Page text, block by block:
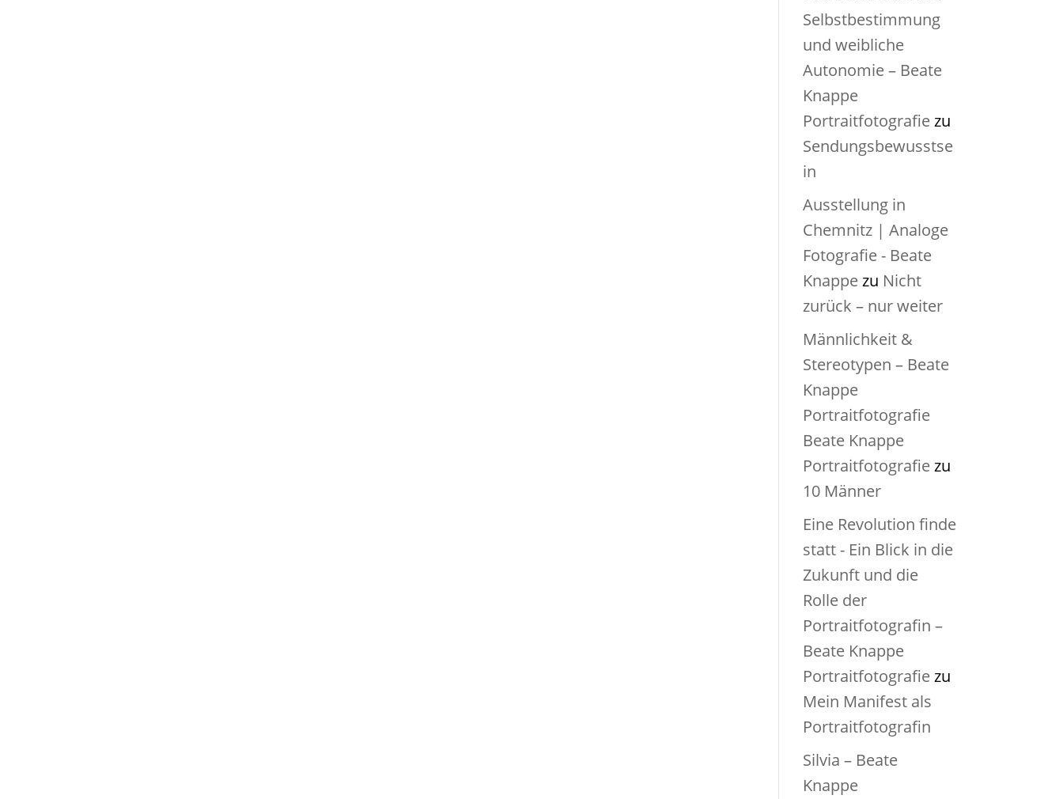
Selbstbestimmung
und weibliche
Autonomie – Beate
Knappe
Portraitfotografiezu
Sendungsbewusstse
in
Ausstellung in
Chemnitz | Analoge
Fotografie - Beate
Knappezu Nicht
zurück – nur weiter
Männlichkeit &
Stereotypen – Beate
Knappe
Portraitfotografie
Beate Knappe
Portraitfotografiezu
10 Männer
Eine Revolution finde
statt - Ein Blick in die
Zukunft und die
Rolle der
Portraitfotografin –
Beate Knappe
Portraitfotografiezu
Mein Manifest als
Portraitfotografin
Silvia – Beate
Knappe